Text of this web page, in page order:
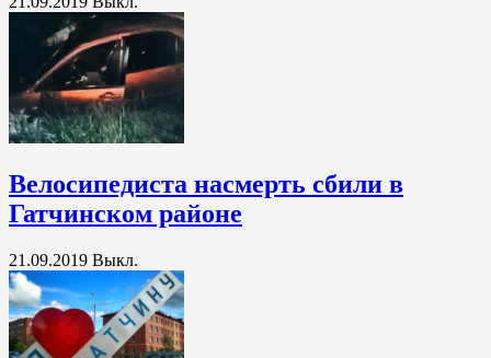
Велосипедиста насмерть сбили в
Гатчинском районе
21.09.2019 Выкл.